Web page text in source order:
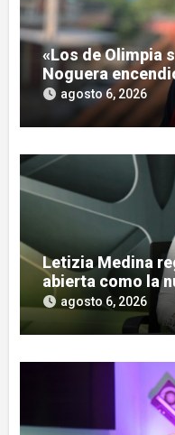
«Los de Olimpia
Noguera
hinchadas
agosto 6, 2026
Letizia Medina
abierta como la
«Pulso Urbano»
agosto 6, 2026